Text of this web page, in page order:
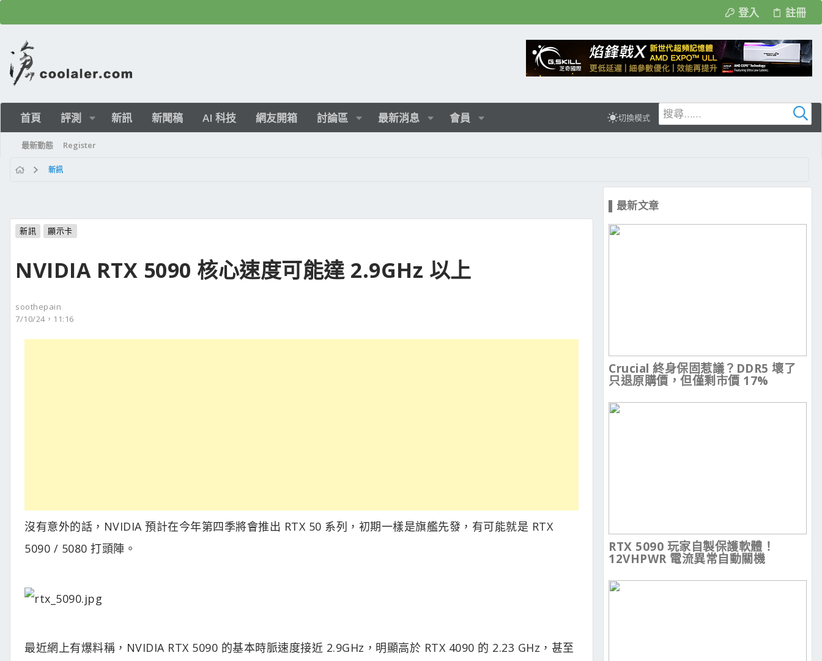
登入 註冊
首頁 評測 新訊 新聞稿 AI 科技 網友開箱 討論區 最新消息 會員 切換模式
最新動態 Register
新訊
新訊 顯示卡
NVIDIA RTX 5090 核心速度可能達 2.9GHz 以上
soothepain
7/10/24，11:16
沒有意外的話，NVIDIA 預計在今年第四季將會推出 RTX 50 系列，初期一樣是旗艦先發，有可能就是 RTX
5090 / 5080 打頭陣。
最近網上有爆料稱，NVIDIA RTX 5090 的基本時脈速度接近 2.9GHz，明顯高於 RTX 4090 的 2.23 GHz，甚至
▌最新文章
Crucial 終身保固惹議？DDR5 壞了
只退原購價，但僅剩市價 17%
RTX 5090 玩家自製保護軟體！
12VHPWR 電流異常自動關機